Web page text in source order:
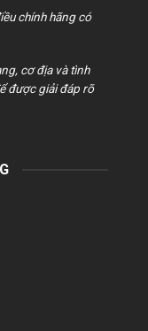
chính hãng có
cơ địa và tình
được giải đáp rõ